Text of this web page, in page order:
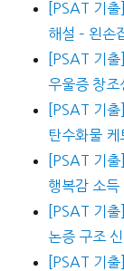
[PSAT 기
해설 – 왼손
[PSAT 기
우울증 창조
[PSAT 기
탄수화물 케
[PSAT 기
행복감 소득
[PSAT 기
논증 구조
[PSAT 기